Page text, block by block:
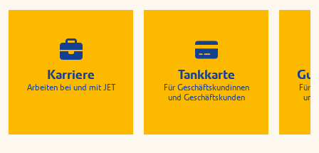
Karriere
Arbeiten bei und mit JET
Tankkarte
Für Geschäftskundinnen
und Geschäftskunden
Für
und